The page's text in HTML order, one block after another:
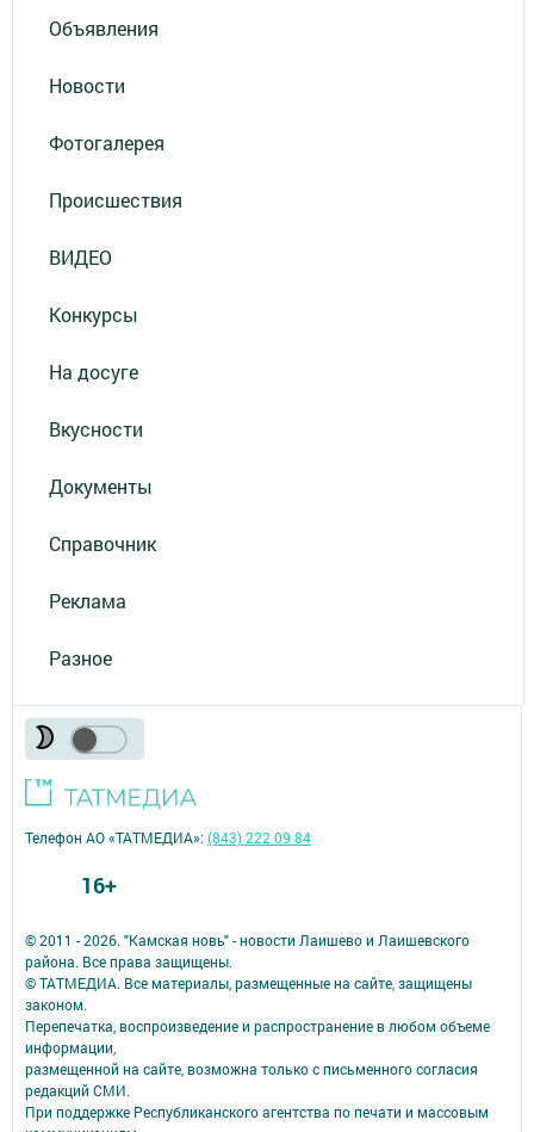
Объявления
Новости
Фотогалерея
Происшествия
ВИДЕО
Конкурсы
На досуге
Вкусности
Документы
Справочник
Реклама
Разное
© 2011 - 2026. "Камская новь" - новости Лаишево и Лаишевского
района. Все права защищены.
© ТАТМЕДИА. Все материалы, размещенные на сайте, защищены
законом.
Перепечатка, воспроизведение и распространение в любом объеме
информации,
размещенной на сайте, возможна только с письменного согласия
редакций СМИ.
При поддержке Республиканского агентства по печати и массовым
Телефон АО «ТАТМЕДИА»:(843) 222 09 84
16+